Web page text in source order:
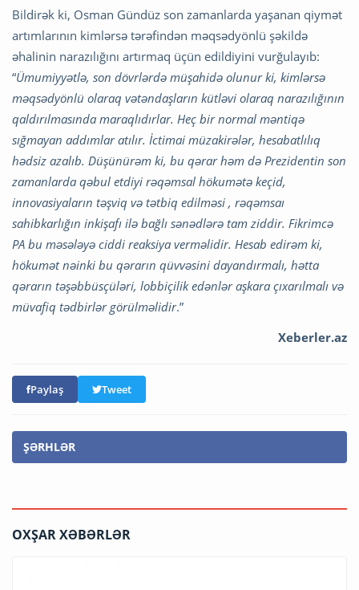
Bildirək ki, Osman Gündüz son zamanlarda yaşanan qiymət
artımlarının kimlərsə tərəfindən məqsədyönlü şəkildə
əhalinin narazılığını artırmaq üçün edildiyini vurğulayıb:
“Ümumiyyətlə, son dövrlərdə müşahidə olunur ki, kimlərsə
məqsədyönlü olaraq vətəndaşların kütləvi olaraq narazılığının
qaldırılmasında maraqlıdırlar. Heç bir normal məntiqə
sığmayan addımlar atılır. İctimai müzakirələr, hesabatlılıq
hədsiz azalıb. Düşünürəm ki, bu qərar həm də Prezidentin son
zamanlarda qəbul etdiyi rəqəmsal hökumətə keçid,
innovasiyaların təşviq və tətbiq edilməsi , rəqəmsaı
sahibkarlığın inkişafı ilə bağlı sənədlərə tam ziddir. Fikrimcə
PA bu məsələyə ciddi reaksiya verməlidir. Hesab edirəm ki,
hökumət nəinki bu qərarın qüvvəsini dayandırmalı, hətta
qərarın təşəbbüsçüləri, lobbiçilik edənlər aşkara çıxarılmalı və
müvafiq tədbirlər görülməlidir.”
Xeberler.az
Paylaş Tweet
ŞƏRHLƏR
OXŞAR XƏBƏRLƏR